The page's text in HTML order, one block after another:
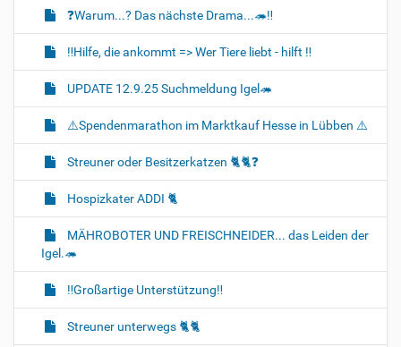
❓️Warum...? Das nächste Drama...🦔‼️
‼️Hilfe, die ankommt => Wer Tiere liebt - hilft ‼️
UPDATE 12.9.25 Suchmeldung Igel🦔
⚠️Spendenmarathon im Marktkauf Hesse in Lübben ⚠️
Streuner oder Besitzerkatzen 🐈🐈‍❓️
Hospizkater ADDI 🐈‍
MÄHROBOTER UND FREISCHNEIDER... das Leiden der
Igel.🦔
‼️Großartige Unterstützung‼️
Streuner unterwegs 🐈🐈‍